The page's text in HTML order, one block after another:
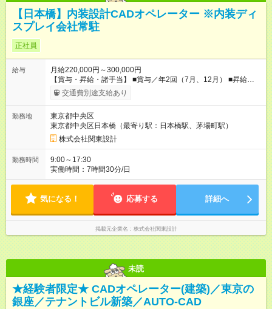
【日本橋】内装設計CADオペレーター ※内装ディ
スプレイ会社常駐
正社員
給与
月給220,000円～300,000円
【賞与・昇給・諸手当】 ■賞与／年2回（7月、12月） ■昇給／
年1回（4月） ■通勤交通費支給(5万円以内／月) ■時間外手当 ■家
族手当 ■役職手当 ■資格手当(詳細は待遇・福利厚生欄をご確認
雇用形態、給与は本採用時と同じです。
交通費別途支給あり
勤務地
東京都中央区
東京都中央区日本橋（最寄り駅：日本橋駅、茅場町駅）
株式会社関東設計
勤務時間
9:00～17:30
実働時間：7時間30分/日
気になる！ 応募する 詳細へ
掲載元企業名 株式会社関東設計
未読
★経験者限定★ CADオペレーター(建築)／東京の
銀座／テナントビル新築／AUTO-CAD